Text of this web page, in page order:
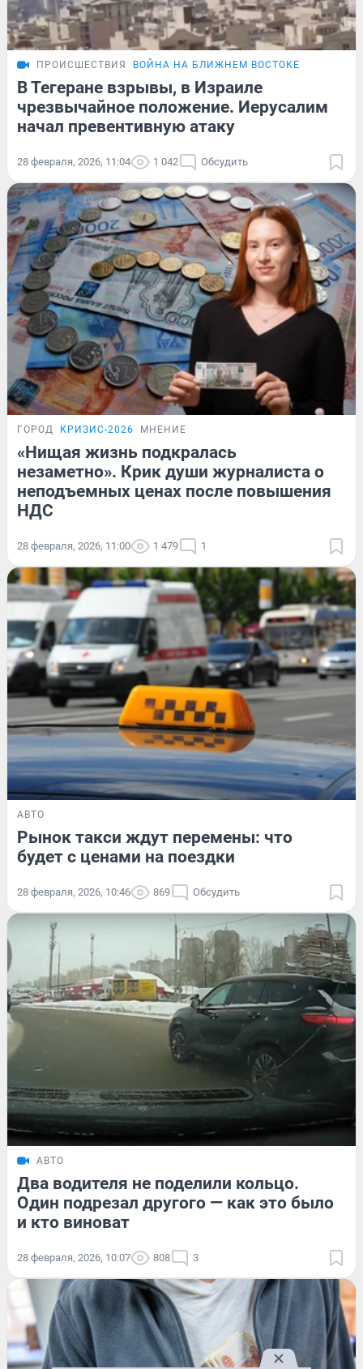
ПРОИСШЕСТВИЯ ВОЙНА НА БЛИЖНЕМ ВОСТОКЕ
В Тегеране взрывы, в Израиле
чрезвычайное положение. Иерусалим
начал превентивную атаку
28 февраля, 2026, 11:04 1 042 Обсудить
ГОРОД КРИЗИС-2026 МНЕНИЕ
«Нищая жизнь подкралась
незаметно». Крик души журналиста о
неподъемных ценах после повышения
НДС
28 февраля, 2026, 11:00 1 479 1
АВТО
Рынок такси ждут перемены: что
будет с ценами на поездки
28 февраля, 2026, 10:46 869 Обсудить
АВТО
Два водителя не поделили кольцо.
Один подрезал другого — как это было
и кто виноват
28 февраля, 2026, 10:07 808 3